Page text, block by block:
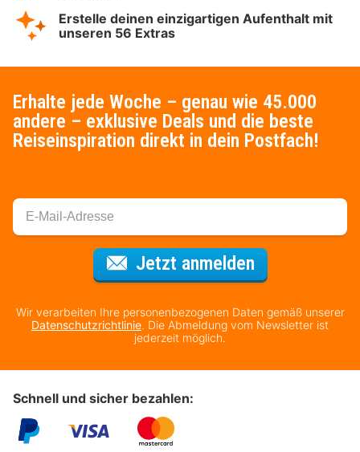
Erstelle deinen einzigartigen Aufenthalt mit
unseren 56 Extras
Erhalte jede Woche – genau wie 45.000
andere – exklusive Deals und die beste
Reiseinspiration direkt in dein Postfach!
Jetzt anmeldenFür den
Wir verarbeiten Ihre personenbezogenen Daten gemäß unserer
Datenschutzrichtlinie. Die Abmeldung vom Newsletter ist
jederzeit möglich.
Schnell und sicher bezahlen: